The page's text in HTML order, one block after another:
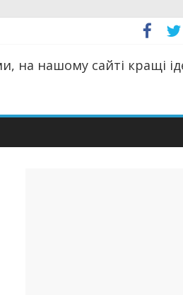
на нашому сайті кращі